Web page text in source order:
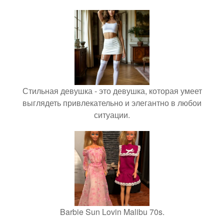
Стильная девушка - это девушка, которая умеет
выглядеть привлекательно и элегантно в любои
ситуации.
Barbie Sun Lovin Malibu 70s.